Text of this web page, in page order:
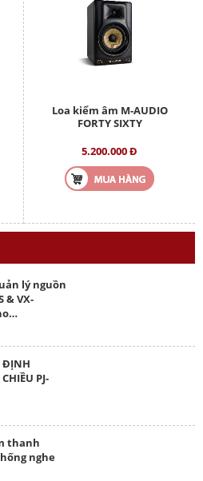
Loa kiểm âm M-AUDIO
FORTY SIXTY
5.200.000 Đ
lý nguồn
& VX-
ĐỊNH
PJ-
thanh
nghe